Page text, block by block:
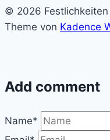
© 2026 Festlichkeiten
Theme von Kadence
Add comment
Name*